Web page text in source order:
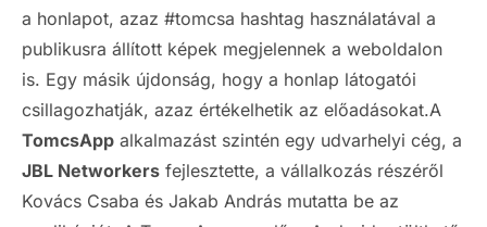
a honlapot, azaz #tomcsa hashtag használatával a
publikusra állított képek megjelennek a weboldalon
is. Egy másik újdonság, hogy a honlap látogatói
csillagozhatják, azaz értékelhetik az előadásokat.A
TomcsApp alkalmazást szintén egy udvarhelyi cég, a
JBL Networkers fejlesztette, a vállalkozás részéről
Kovács Csaba és Jakab András mutatta be az